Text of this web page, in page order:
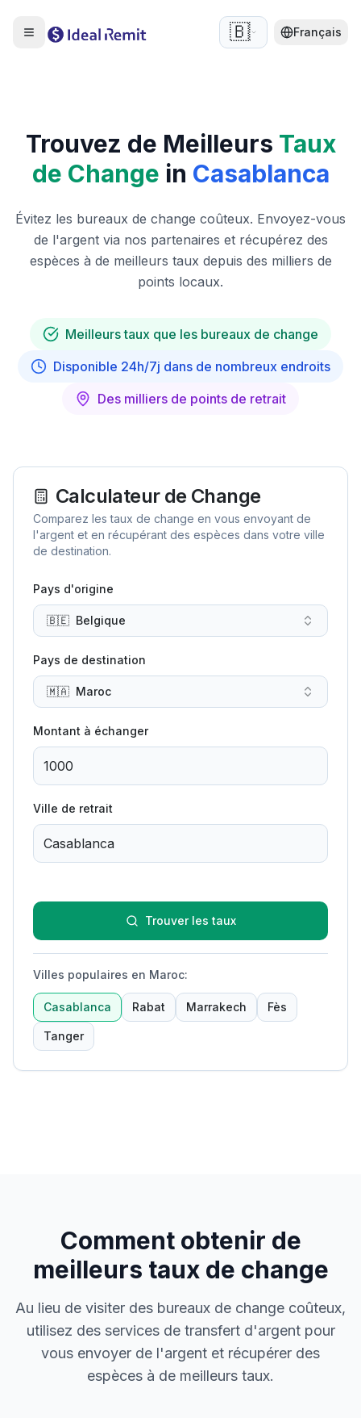
🇧🇪 Français
Trouvez de Meilleurs Taux
de Change in Casablanca
Évitez les bureaux de change coûteux. Envoyez-vous
de l'argent via nos partenaires et récupérez des
espèces à de meilleurs taux depuis des milliers de
points locaux.
Meilleurs taux que les bureaux de change
Disponible 24h/7j dans de nombreux endroits
Des milliers de points de retrait
Calculateur de Change
Comparez les taux de change en vous envoyant de
l'argent et en récupérant des espèces dans votre ville
de destination.
Pays d'origine
🇧🇪 Belgique
Pays de destination
🇲🇦 Maroc
Montant à échanger
Ville de retrait
Trouver les taux
Villes populaires en Maroc:
Casablanca Rabat Marrakech Fès
Tanger
Comment obtenir de
meilleurs taux de change
Au lieu de visiter des bureaux de change coûteux,
utilisez des services de transfert d'argent pour
vous envoyer de l'argent et récupérer des
espèces à de meilleurs taux.